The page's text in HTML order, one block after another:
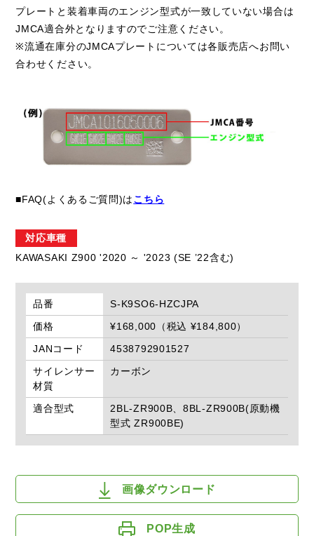
プレートと装着車両のエンジン型式が一致していない場合は
JMCA適合外となりますのでご注意ください。
※流通在庫分のJMCAプレートについては各販売店へお問い
合わせください。
■FAQ(よくあるご質問)はこちら
対応車種
KAWASAKI Z900 '2020 ～ '2023 (SE ’22含む)
品番
S-K9SO6-HZCJPA
価格
¥168,000（税込 ¥184,800）
JANコード
4538792901527
サイレンサー
材質
カーボン
適合型式
2BL-ZR900B、8BL-ZR900B(原動機
型式 ZR900BE)
画像ダウンロード
POP生成